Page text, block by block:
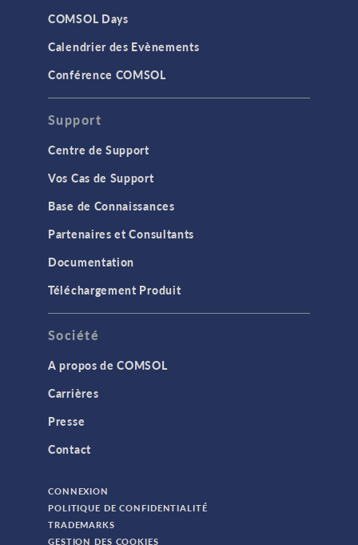
COMSOL Days
Calendrier des Evènements
Conférence COMSOL
Support
Centre de Support
Vos Cas de Support
Base de Connaissances
Partenaires et Consultants
Documentation
Téléchargement Produit
Société
A propos de COMSOL
Carrières
Presse
Contact
CONNEXION
POLITIQUE DE CONFIDENTIALITÉ
TRADEMARKS
GESTION DES COOKIES